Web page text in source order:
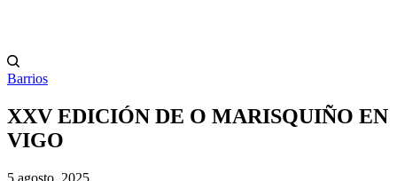
Barrios
XXV EDICIÓN DE O MARISQUIÑO EN
VIGO
5 agosto, 2025